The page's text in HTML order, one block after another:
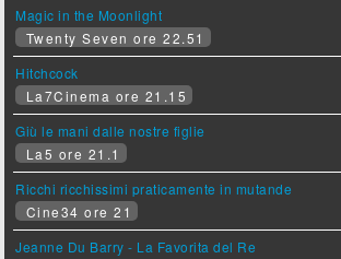
Magic in the Moonlight
Twenty Seven ore 22.51
Hitchcock
La7Cinema ore 21.15
Giù le mani dalle nostre figlie
La5 ore 21.1
Ricchi ricchissimi praticamente in mutande
Cine34 ore 21
Jeanne Du Barry - La Favorita del Re